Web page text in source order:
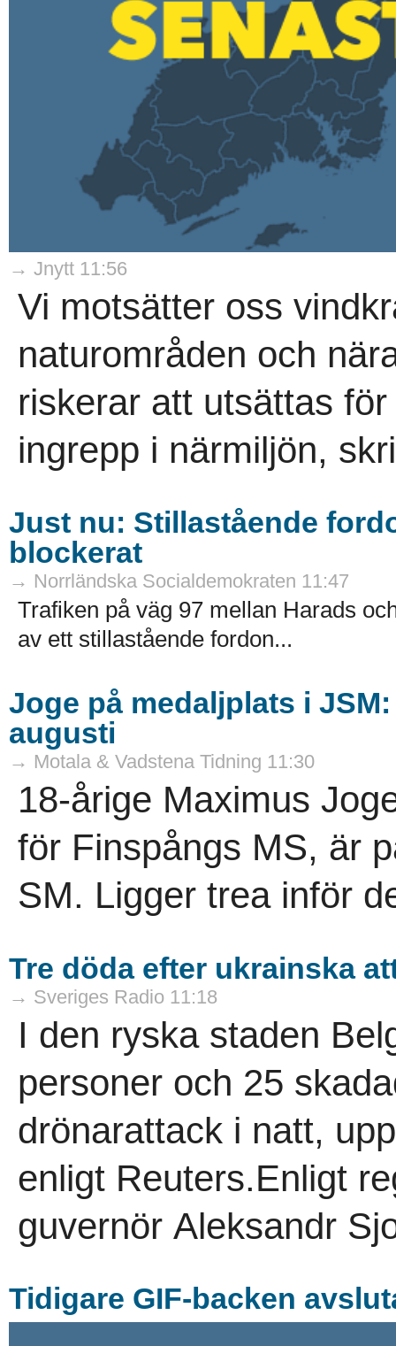
→ Jnytt 11:56
Vi motsätter oss
naturområden och
riskerar att utsättas
ingrepp i närmiljön,
Just nu: Stillastående
blockerat
→ Norrländska Socialdemokraten 11:47
Trafiken på väg 97 mellan Harads
av ett stillastående fordon...
Joge på medaljplats i
augusti
→ Motala & Vadstena Tidning 11:30
18-årige Maximus
för Finspångs MS, är
SM. Ligger trea inför
Tre döda efter ukrainska
→ Sveriges Radio 11:18
I den ryska staden
personer och 25
drönarattack i natt,
enligt Reuters.Enligt
guvernör Aleksandr
Tidigare GIF-backen